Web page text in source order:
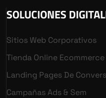
SOLUCIONES
Sitios Web Corporativos
Tienda Online Ecommerce
Landing Pages De
Campañas Ads & Sem